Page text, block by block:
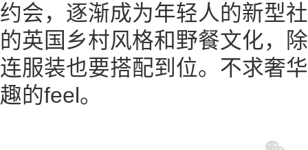
约会，逐渐成为年轻人的新型
的英国乡村风格和野餐文化，
连服装也要搭配到位。不求奢
趣的feel。